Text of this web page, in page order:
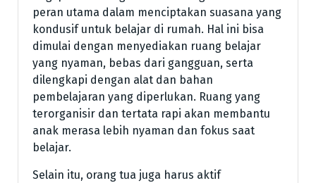
peran utama dalam menciptakan suasana yang
kondusif untuk belajar di rumah. Hal ini bisa
dimulai dengan menyediakan ruang belajar
yang nyaman, bebas dari gangguan, serta
dilengkapi dengan alat dan bahan
pembelajaran yang diperlukan. Ruang yang
terorganisir dan tertata rapi akan membantu
anak merasa lebih nyaman dan fokus saat
belajar.
Selain itu, orang tua juga harus aktif